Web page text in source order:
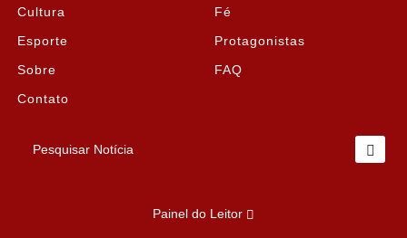
Cultura Fé
Esporte Protagonistas
Sobre FAQ
Contato
Pesquisar Notícia
Painel do Leitor
Esse site utiliza cookies para melhorar sua experiência